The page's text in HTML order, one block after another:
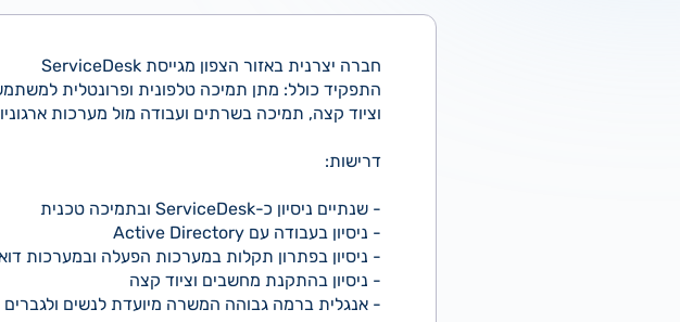
חברה יצרנית באזור הצפון מגייסת ServiceDesk
התפקיד כולל: מתן תמיכה טלפונית ופרונטלית
וציוד קצה, תמיכה בשרתים ועבודה מול מערכות
דרישות:
- שנתיים ניסיון כ-ServiceDesk ובתמיכה טכנית
- ניסיון בעבודה עם Active Directory
- ניסיון בפתרון תקלות במערכות הפעלה ובמערכות
- ניסיון בהתקנת מחשבים וציוד קצה
- אנגלית ברמה גבוהה המשרה מיועדת לנשים